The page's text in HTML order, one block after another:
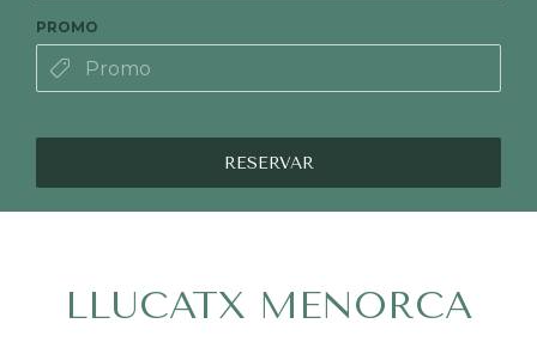
PROMO
RESERVAR
LLUCATX MENORCA